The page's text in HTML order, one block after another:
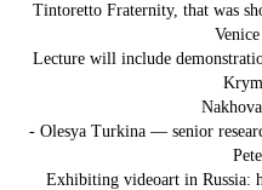
Tintoretto Fraternity, that was
Lecture will include
- Olesya Turkina — senior
Exhibiting videoart in Russia: